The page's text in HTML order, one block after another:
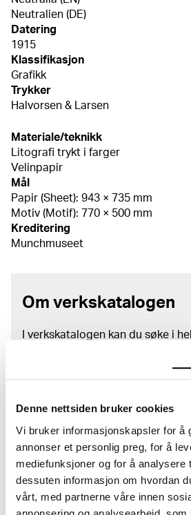
Denne nettsiden bruker cookies
Vi bruker informasjonskapsler for å
annonser et personlig preg, for å
mediefunksjoner og for å analysere
dessuten informasjon om hvordan
vårt, med partnerne våre innen
Neutralien (DE)
Datering
1915
Klassifikasjon
Grafikk
Trykker
Halvorsen & Larsen
Materiale/teknikk
Litografi trykt i farger
Velinpapir
Mål
Papir (Sheet): 943 × 735 mm
Motiv (Motif): 770 × 500 mm
Kreditering
Munchmuseet
Om verkskatalogen
I verkskatalogen kan du søke i
kunstnerskap. Verkskatalogen
samsvar med den nyeste
forbehold om at feil kan
MUNCHs samling består av over
museumsobjekter, inkludert
kunstverk. I tillegg til den
somEdvard Munch
kommune i 1940, rommer
til Rolf Stenersen, Amaldus
Ravensberg.